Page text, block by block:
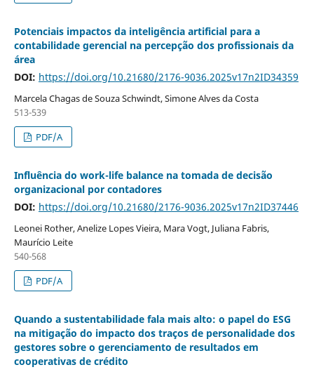
Potenciais impactos da inteligência artificial para a
contabilidade gerencial na percepção dos profissionais da
área
DOI: https://doi.org/10.21680/2176-9036.2025v17n2ID34359
Marcela Chagas de Souza Schwindt, Simone Alves da Costa
513-539
PDF/A
Influência do work-life balance na tomada de decisão
organizacional por contadores
DOI: https://doi.org/10.21680/2176-9036.2025v17n2ID37446
Leonei Rother, Anelize Lopes Vieira, Mara Vogt, Juliana Fabris,
Maurício Leite
540-568
PDF/A
Quando a sustentabilidade fala mais alto: o papel do ESG
na mitigação do impacto dos traços de personalidade dos
gestores sobre o gerenciamento de resultados em
cooperativas de crédito